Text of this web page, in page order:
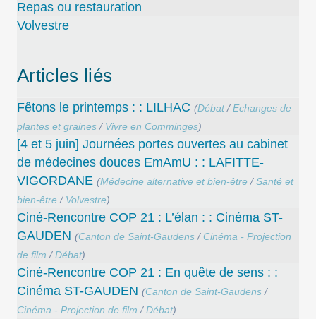
Repas ou restauration
Volvestre
Articles liés
Fêtons le printemps : : LILHAC (Débat/Echanges de
plantes et graines / Vivre en Comminges)
[4 et 5 juin] Journées portes ouvertes au cabinet
de médecines douces EmAmU : : LAFITTE-
VIGORDANE (Médecine alternative et bien-être /Santé et
bien-être / Volvestre)
Ciné-Rencontre COP 21 : L’élan : : Cinéma ST-
GAUDEN (Canton de Saint-Gaudens / Cinéma - Projection
de film /Débat)
Ciné-Rencontre COP 21 : En quête de sens : :
Cinéma ST-GAUDEN (Canton de Saint-Gaudens /
Cinéma - Projection de film /Débat)